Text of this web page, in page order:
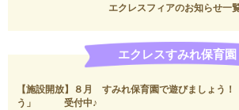
エクレスフィアのお知らせ一
エクレスすみれ保育園
【施設開放】８月 すみれ保育園で遊びましょう！
う」 受付中♪